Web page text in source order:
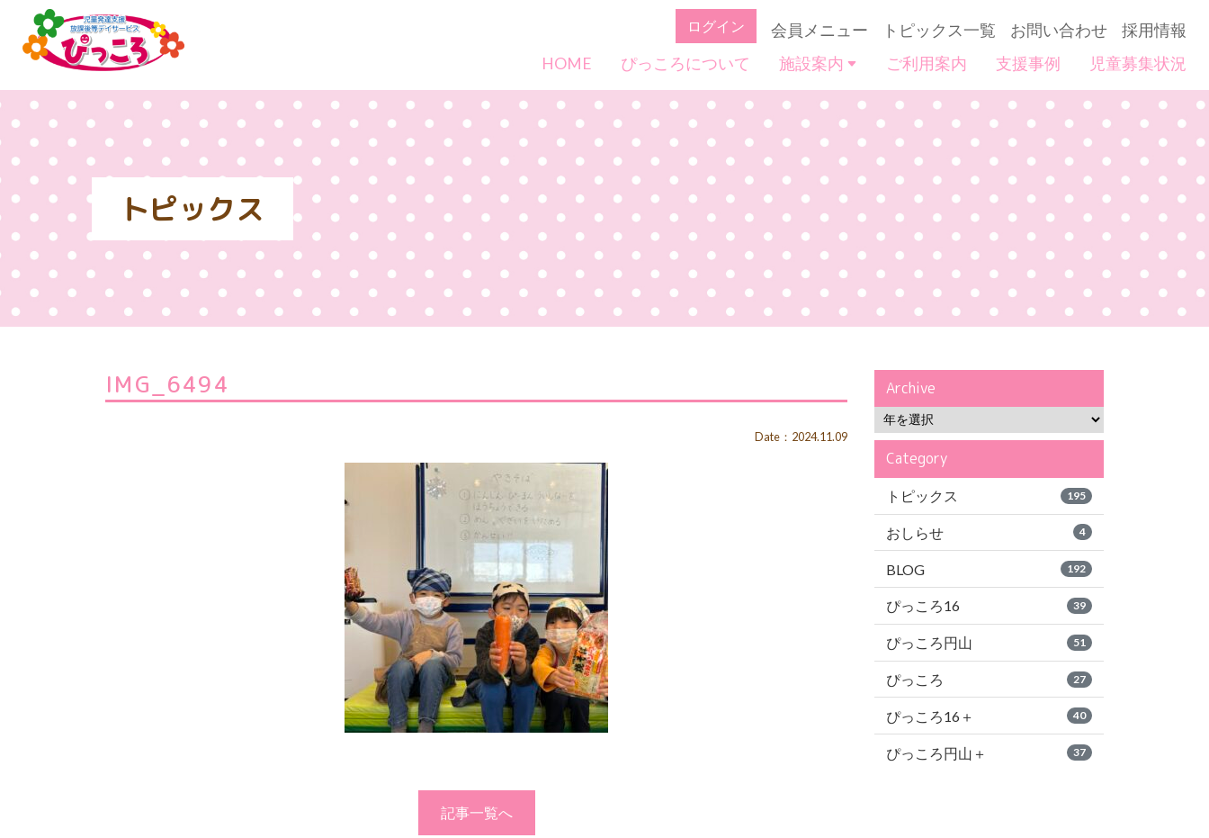
ログイン 会員メニュー トピックス一覧 お問い合わせ
採用情報
HOME
ぴっころについて 施設案内 ご利用案内 支援事例 児童募集状況
トピックス
IMG_6494
Date：2024.11.09
記事一覧へ
Archive
Category
トピックス 195
おしらせ 4
BLOG 192
ぴっころ16 39
ぴっころ円山 51
ぴっころ 27
ぴっころ16＋ 40
ぴっころ円山＋ 37